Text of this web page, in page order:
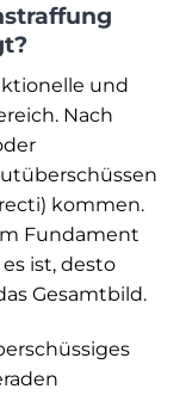
und
Nach
kommen.
Fundament
ist, desto
Gesamtbild.